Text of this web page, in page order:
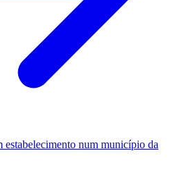
estabelecimento num município da